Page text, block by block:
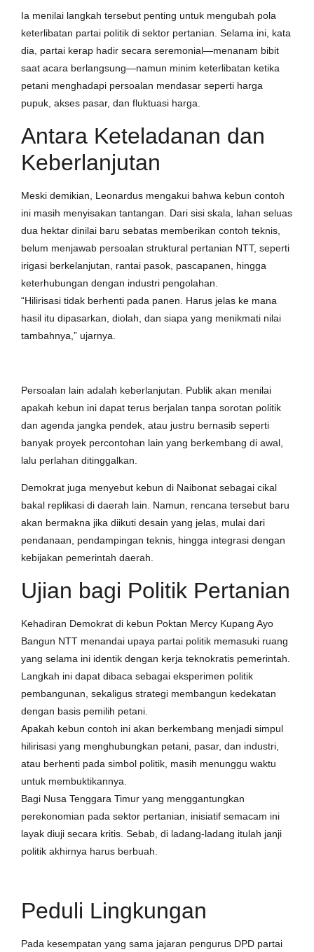
Ia menilai langkah tersebut penting untuk mengubah pola
keterlibatan partai politik di sektor pertanian. Selama ini, kata
dia, partai kerap hadir secara seremonial—menanam bibit
saat acara berlangsung—namun minim keterlibatan ketika
petani menghadapi persoalan mendasar seperti harga
pupuk, akses pasar, dan fluktuasi harga.
Antara Keteladanan dan
Keberlanjutan
Meski demikian, Leonardus mengakui bahwa kebun contoh
ini masih menyisakan tantangan. Dari sisi skala, lahan seluas
dua hektar dinilai baru sebatas memberikan contoh teknis,
belum menjawab persoalan struktural pertanian NTT, seperti
irigasi berkelanjutan, rantai pasok, pascapanen, hingga
keterhubungan dengan industri pengolahan.
“Hilirisasi tidak berhenti pada panen. Harus jelas ke mana
hasil itu dipasarkan, diolah, dan siapa yang menikmati nilai
tambahnya,” ujarnya.
Persoalan lain adalah keberlanjutan. Publik akan menilai
apakah kebun ini dapat terus berjalan tanpa sorotan politik
dan agenda jangka pendek, atau justru bernasib seperti
banyak proyek percontohan lain yang berkembang di awal,
lalu perlahan ditinggalkan.
Demokrat juga menyebut kebun di Naibonat sebagai cikal
bakal replikasi di daerah lain. Namun, rencana tersebut baru
akan bermakna jika diikuti desain yang jelas, mulai dari
pendanaan, pendampingan teknis, hingga integrasi dengan
kebijakan pemerintah daerah.
Ujian bagi Politik Pertanian
Kehadiran Demokrat di kebun Poktan Mercy Kupang Ayo
Bangun NTT menandai upaya partai politik memasuki ruang
yang selama ini identik dengan kerja teknokratis pemerintah.
Langkah ini dapat dibaca sebagai eksperimen politik
pembangunan, sekaligus strategi membangun kedekatan
dengan basis pemilih petani.
Apakah kebun contoh ini akan berkembang menjadi simpul
hilirisasi yang menghubungkan petani, pasar, dan industri,
atau berhenti pada simbol politik, masih menunggu waktu
untuk membuktikannya.
Bagi Nusa Tenggara Timur yang menggantungkan
perekonomian pada sektor pertanian, inisiatif semacam ini
layak diuji secara kritis. Sebab, di ladang-ladang itulah janji
politik akhirnya harus berbuah.
Peduli Lingkungan
Pada kesempatan yang sama jajaran pengurus DPD partai